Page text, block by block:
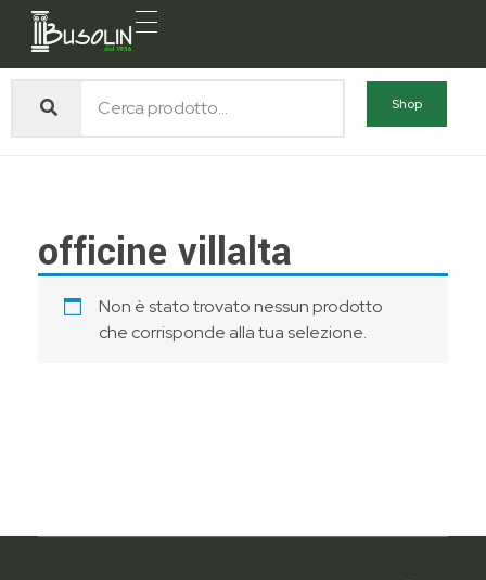
Busolin S.R.L.
Shop
officine villalta
officine villalta
Non è stato trovato nessun prodotto
che corrisponde alla tua selezione.